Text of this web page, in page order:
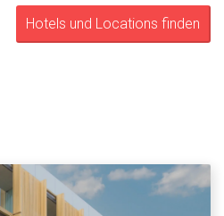
Hotels und Locations finden